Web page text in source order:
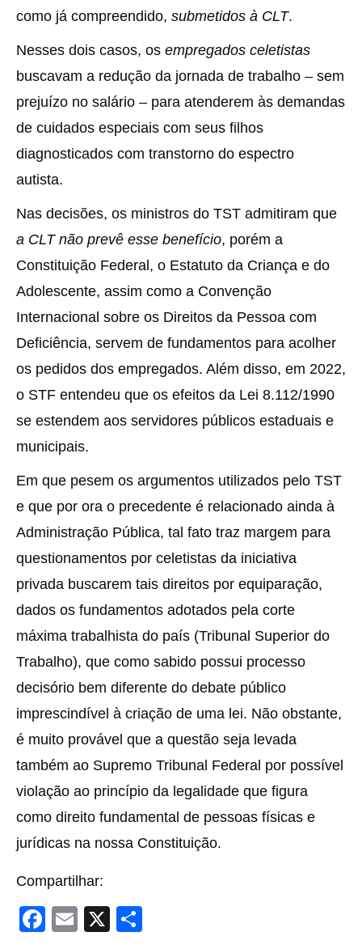
como já compreendido, submetidos à CLT.
Nesses dois casos, os empregados celetistas
buscavam a redução da jornada de trabalho – sem
prejuízo no salário – para atenderem às demandas
de cuidados especiais com seus filhos
diagnosticados com transtorno do espectro
autista.
Nas decisões, os ministros do TST admitiram que
a CLT não prevê esse benefício, porém a
Constituição Federal, o Estatuto da Criança e do
Adolescente, assim como a Convenção
Internacional sobre os Direitos da Pessoa com
Deficiência, servem de fundamentos para acolher
os pedidos dos empregados. Além disso, em 2022,
o STF entendeu que os efeitos da Lei 8.112/1990
se estendem aos servidores públicos estaduais e
municipais.
Em que pesem os argumentos utilizados pelo TST
e que por ora o precedente é relacionado ainda à
Administração Pública, tal fato traz margem para
questionamentos por celetistas da iniciativa
privada buscarem tais direitos por equiparação,
dados os fundamentos adotados pela corte
máxima trabalhista do país (Tribunal Superior do
Trabalho), que como sabido possui processo
decisório bem diferente do debate público
imprescindível à criação de uma lei. Não obstante,
é muito provável que a questão seja levada
também ao Supremo Tribunal Federal por possível
violação ao princípio da legalidade que figura
como direito fundamental de pessoas físicas e
jurídicas na nossa Constituição.
Compartilhar:
F
E
X